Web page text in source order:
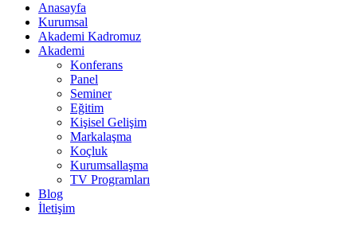
Anasayfa
Kurumsal
Akademi Kadromuz
Akademi
Konferans
Panel
Seminer
Eğitim
Kişisel Gelişim
Markalaşma
Koçluk
Kurumsallaşma
TV Programları
Blog
İletişim